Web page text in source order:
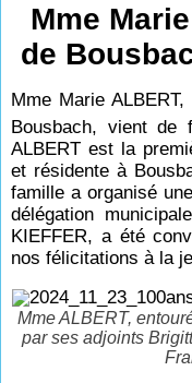
Mme
de
Mme Marie
Bousbach, vient de
ALBERT est la
et résidente à
famille a organisé
délégation
KIEFFER, a été
nos félicitations à la
Mme ALBERT,
par ses adjoints